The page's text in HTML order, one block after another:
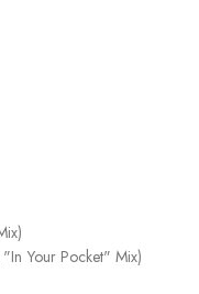
Your Pocket" Mix)